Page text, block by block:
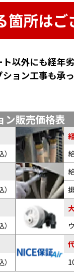
所はご
以外にも経年
ョン工事も承
ン販売価格表